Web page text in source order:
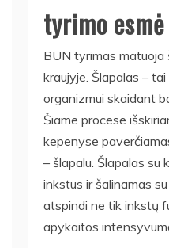
tyrimo esmė
BUN tyrimas matuoja
kraujyje. Šlapalas –
organizmui skaidant
Šiame procese
kepenyse
– šlapalu. Šlapalas su
inkstus ir šalinamas
atspindi ne tik inkstų
apykaitos